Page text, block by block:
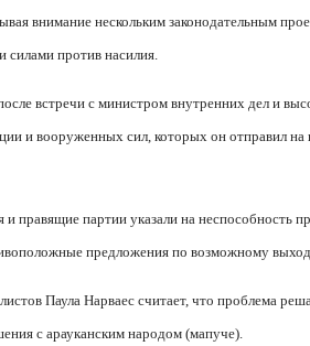
внимание нескольким законодательным
против насилия.
встречи с министром внутренних дел и
и вооруженных сил, которых он отправил
правящие партии указали на неспособность
предложения по возможному
Паула Нарваес считает, что проблема
с арауканским народом (мапуче).